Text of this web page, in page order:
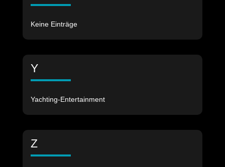
Keine Einträge
Y
Yachting-Entertainment
Z